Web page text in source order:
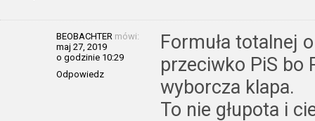
BEOBACHTER mówi:
maj 27, 2019
o godzinie 10:29
Odpowiedz
Formuła totalnej
przeciwko PiS bo
wyborcza klapa.
To nie głupota i